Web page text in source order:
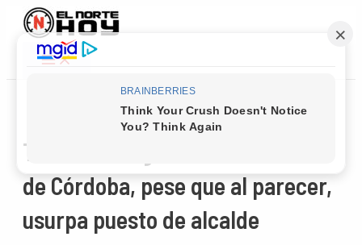
contenido
Main
Menu
TSE le da largas a inhabilitación
de Córdoba, pese que al parecer,
usurpa puesto de alcalde
Navegación
entradas